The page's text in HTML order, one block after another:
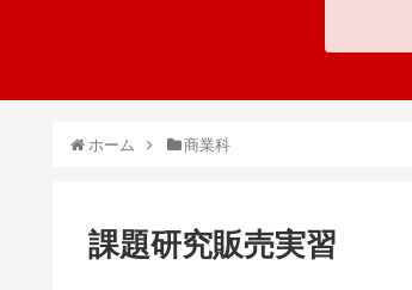
ホーム 商業科
課題研究販売実習